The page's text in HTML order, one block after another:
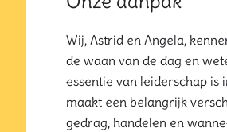
Wij, Astrid en Angela,
de waan van de dag en
essentie van leiderschap is
maakt een belangrijk
gedrag, handelen en